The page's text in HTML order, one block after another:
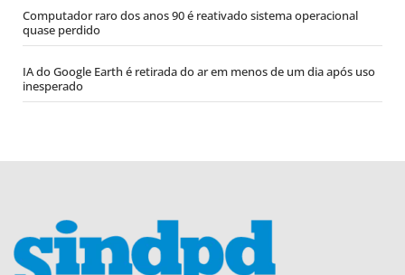
Computador raro dos anos 90 é reativado sistema operacional
quase perdido
IA do Google Earth é retirada do ar em menos de um dia após uso
inesperado